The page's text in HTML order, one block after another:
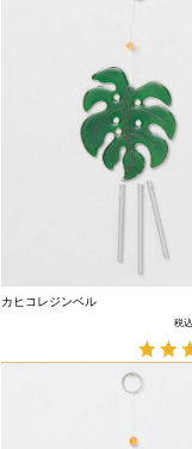
カヒコレジンベル